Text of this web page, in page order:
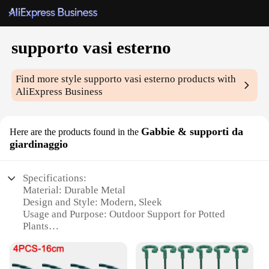
supporto vasi esterno
Find more stylesupporto vasi esterno products with
AliExpress Business
Here are the products found in the Gabbie & supporti da
giardinaggio
Specifications:
Material: Durable Metal
Design and Style: Modern, Sleek
Usage and Purpose: Outdoor Support for Potted
Plants
Performance and Property: Weather-Resistant,
Sturdy